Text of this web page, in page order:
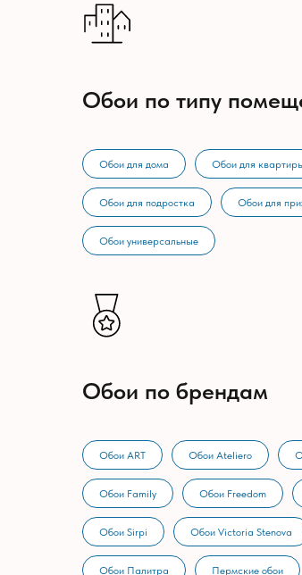
Обои по типу
Обои для дома Обои для
Обои для подростка Обои для
Обои универсальные
Обои по брендам
Обои ART Обои Ateliero
Обои Family Обои Freedom
Обои Sirpi Обои Victoria Stenova
Обои Палитра Пермские обои